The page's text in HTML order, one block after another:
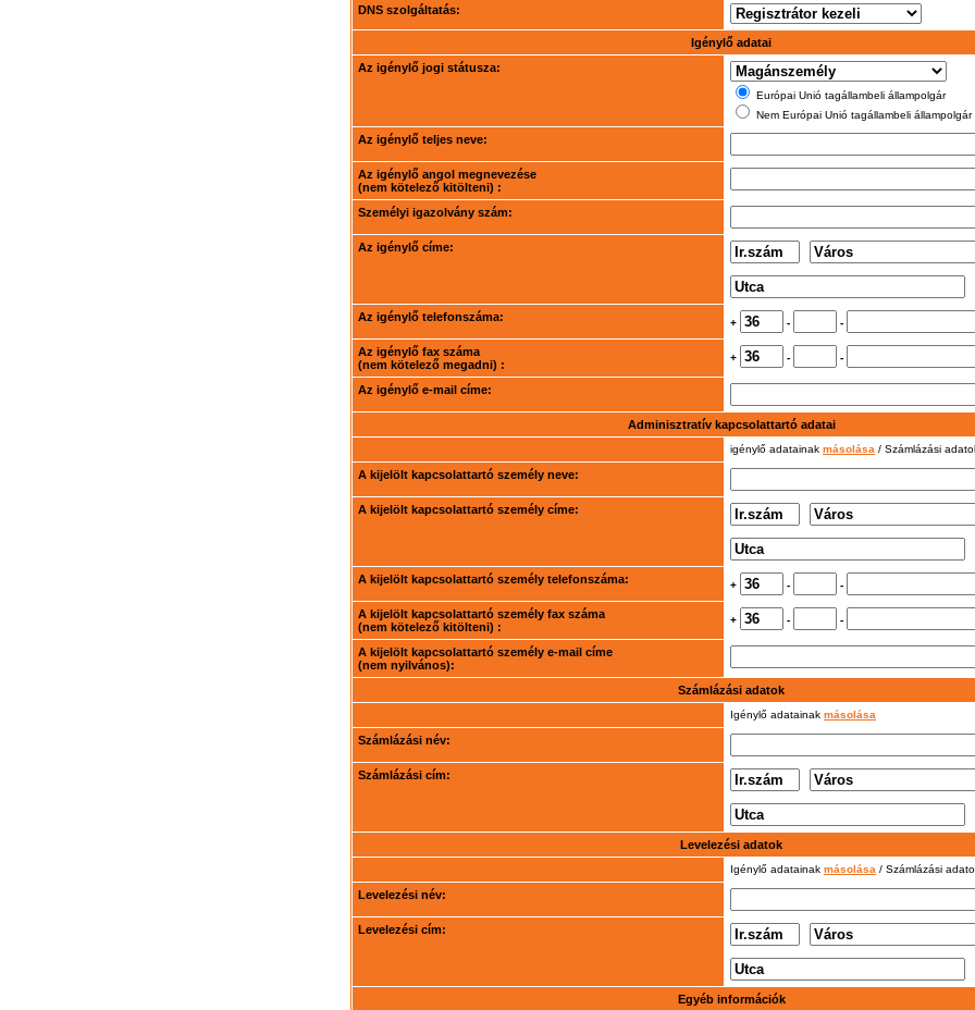
DNS szolgáltatás:
Igénylő adatai
Az igénylő jogi státusza:
Európai Unió tagállambeli állampolgár
Nem Európai Unió tagállambeli állampolgár
Az igénylő teljes neve:
Az igénylő angol megnevezése
(nem kötelező kitölteni) :
Személyi igazolvány szám:
Az igénylő címe:
Az igénylő telefonszáma: + - -
Az igénylő fax száma
(nem kötelező megadni) :
+ - -
Az igénylő e-mail címe:
Adminisztratív kapcsolattartó adatai
igénylő adatainak másolása / Számlázási
A kijelölt kapcsolattartó személy neve:
A kijelölt kapcsolattartó személy címe:
A kijelölt kapcsolattartó személy telefonszáma: + - -
A kijelölt kapcsolattartó személy fax száma
(nem kötelező kitölteni) :
+ - -
A kijelölt kapcsolattartó személy e-mail címe
(nem nyilvános):
Számlázási adatok
Igénylő adatainak másolása
Számlázási név:
Számlázási cím:
Levelezési adatok
Igénylő adatainak másolása / Számlázási
Levelezési név:
Levelezési cím:
Egyéb információk